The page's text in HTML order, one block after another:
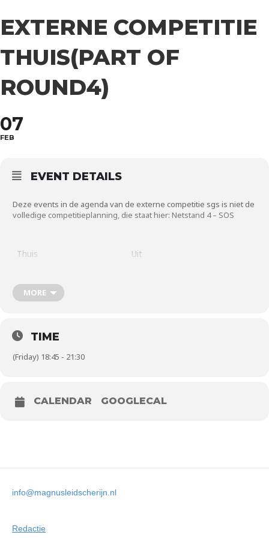
EXTERNE COMPETITIE
THUIS(PART OF
ROUND4)
07
FEB
EVENT DETAILS
Deze events in de agenda van de externe competitie sgs is niet de
volledige competitieplanning, die staat hier: Netstand 4 – SOS
Thuis
Uit
MORE
TIME
(Friday) 18:45 - 21:30
CALENDAR GOOGLECAL
info@magnusleidscherijn.nl
Redactie